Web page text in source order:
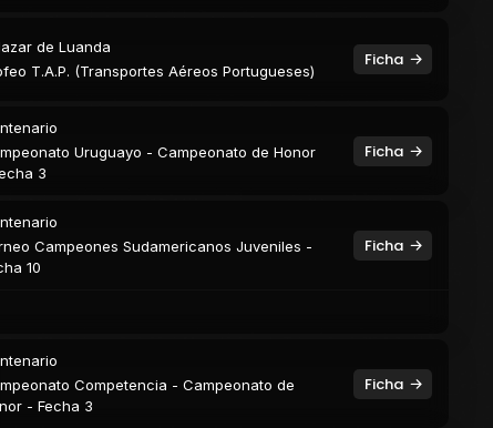
de Luanda
T.A.P. (Transportes Aéreos Portugueses)
Ficha
Uruguayo - Campeonato de Honor
3
Ficha
Campeones Sudamericanos Juveniles -
10
Ficha
Competencia - Campeonato de
- Fecha 3
Ficha